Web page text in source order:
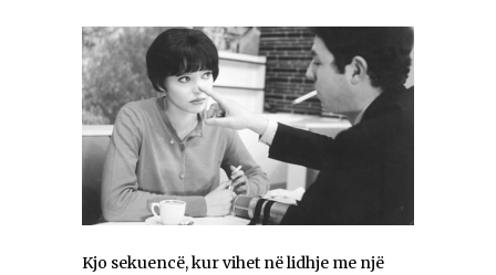
Kjo sekuencë, kur vihet në lidhje me një